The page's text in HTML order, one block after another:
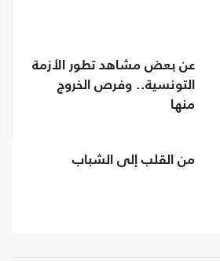
عن بعض مشاهد تطور الأزمة
التونسية.. وفرص الخروج
منها
من القلب إلى الشباب